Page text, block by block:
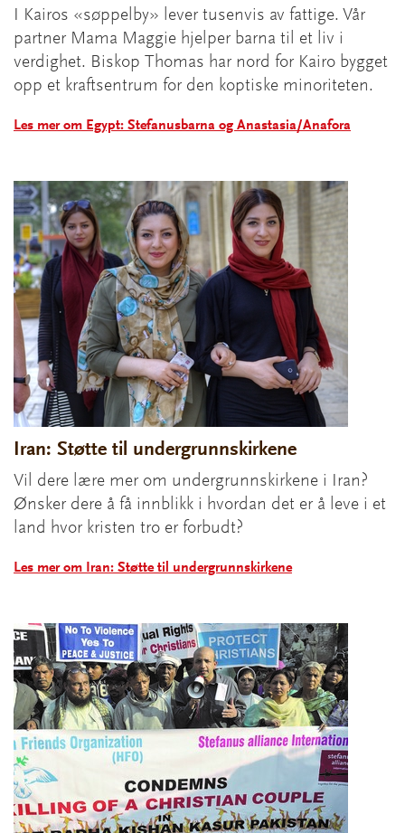
I Kairos «søppelby» lever tusenvis av fattige. Vår
partner Mama Maggie hjelper barna til et liv i
verdighet. Biskop Thomas har nord for Kairo bygget
opp et kraftsentrum for den koptiske minoriteten.
Les mer om Egypt: Stefanusbarna og Anastasia/Anafora
Iran: Støtte til undergrunnskirkene
Vil dere lære mer om undergrunnskirkene i Iran?
Ønsker dere å få innblikk i hvordan det er å leve i et
land hvor kristen tro er forbudt?
Les mer om Iran: Støtte til undergrunnskirkene